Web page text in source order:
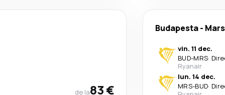
de la83 €
Budapesta-
vin. 11 dec.
BUD-MRS·
Ryanair
lun. 14 dec.
MRS-BUD·